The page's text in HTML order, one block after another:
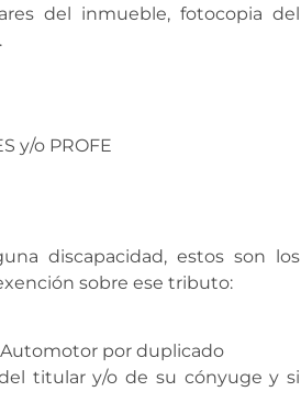
del inmueble, fotocopia del
y/o PROFE
discapacidad, estos son los
sobre ese tributo:
por duplicado
titular y/o de su cónyuge y si